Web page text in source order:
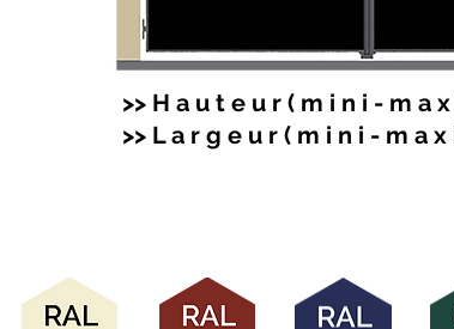
>> H a u t e u r ( m i n i - m a
>> L a r g e u r ( m i n i - m a x